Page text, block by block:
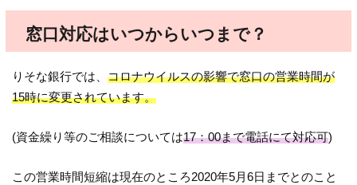
窓口対応はいつからいつまで？
りそな銀行では、コロナウイルスの影響で窓口の営業時間が
15時に変更されています。
(資金繰り等のご相談については17：00まで電話にて対応可)
この営業時間短縮は現在のところ2020年5月6日までとのこと